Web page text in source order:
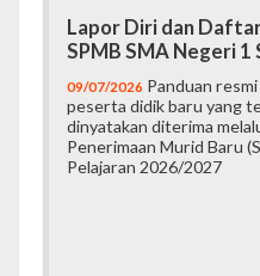
Lapor Diri dan
SPMB SMA Negeri 1
09/07/2026 Panduan
peserta didik baru yang
dinyatakan diterima
Penerimaan Murid Baru
Pelajaran 2026/2027